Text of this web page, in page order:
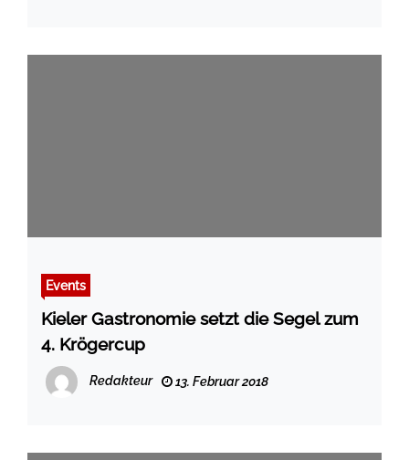
Events
Kieler Gastronomie setzt die Segel zum
4. Krögercup
Redakteur 13. Februar 2018